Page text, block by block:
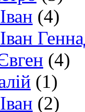
(4)
(4)
(1)
(2)